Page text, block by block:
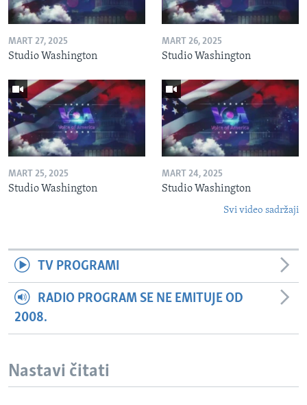
MART 27, 2025
Studio Washington
MART 26, 2025
Studio Washington
MART 25, 2025
Studio Washington
MART 24, 2025
Studio Washington
Svi video sadržaji
TV PROGRAMI
RADIO PROGRAM SE NE EMITUJE OD
2008.
Nastavi čitati